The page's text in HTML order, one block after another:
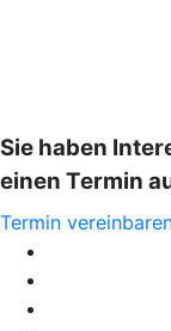
Sie haben
einen Termin
Termin